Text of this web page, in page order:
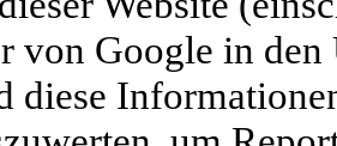
von Google in
diese